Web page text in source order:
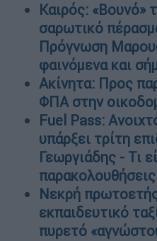
Καιρός: «Βουνό»
σαρωτικό
Πρόγνωση
φαινόμενα και
Ακίνητα: Προς
ΦΠΑ στην
Fuel Pass:
υπάρξει τρίτη
Γεωργιάδης - Τι
παρακολουθήσεις
Νεκρή
εκπαιδευτικό
πυρετό